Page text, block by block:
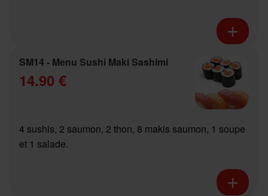
SM14 - Menu Sushi Maki Sashimi
14.90 €
4 sushis, 2 saumon, 2 thon, 8 makis saumon, 1 soupe
et 1 salade.